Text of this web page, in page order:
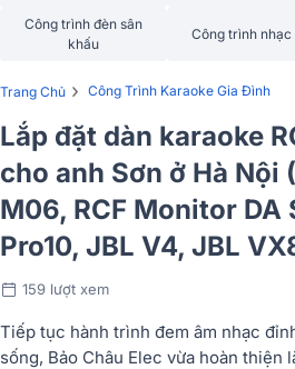
Công trình đèn sân
khấu
Công trình nhạc
Trang Chủ › Công Trình Karaoke Gia Đình
Lắp đặt dàn karaoke
cho anh Sơn ở Hà Nội
M06, RCF Monitor DA
Pro10, JBL V4, JBL
159 lượt xem
Tiếp tục hành trình đem âm nhạc
sống, Bảo Châu Elec vừa hoàn thiện